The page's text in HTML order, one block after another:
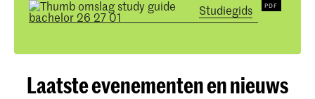
Studiegids
Laatste evenementen en nieuws